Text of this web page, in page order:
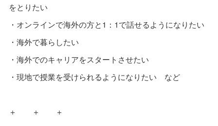
をとりたい
・オンラインで海外の方と1：1で話せるようになりたい
・海外で暮らしたい
・海外でのキャリアをスタートさせたい
・現地で授業を受けられるようになりたい など
＋ ＋ ＋